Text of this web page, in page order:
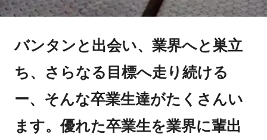
バンタンと出会い、業界へと巣立
ち、さらなる目標へ走り続ける
ー、そんな卒業生達がたくさんい
ます。優れた卒業生を業界に輩出